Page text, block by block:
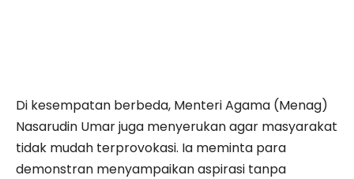
Di kesempatan berbeda, Menteri Agama (Menag)
Nasarudin Umar juga menyerukan agar masyarakat
tidak mudah terprovokasi. Ia meminta para
demonstran menyampaikan aspirasi tanpa